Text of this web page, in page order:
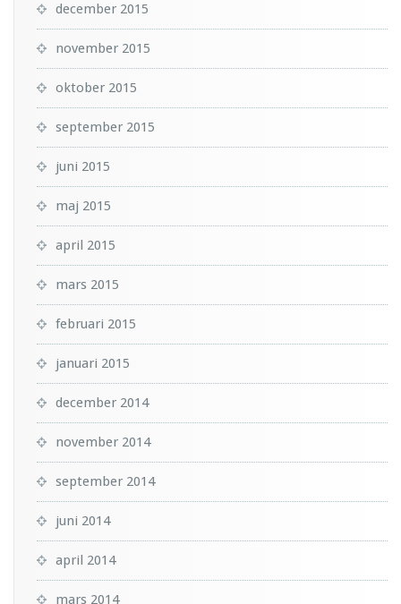
december 2015
november 2015
oktober 2015
september 2015
juni 2015
maj 2015
april 2015
mars 2015
februari 2015
januari 2015
december 2014
november 2014
september 2014
juni 2014
april 2014
mars 2014